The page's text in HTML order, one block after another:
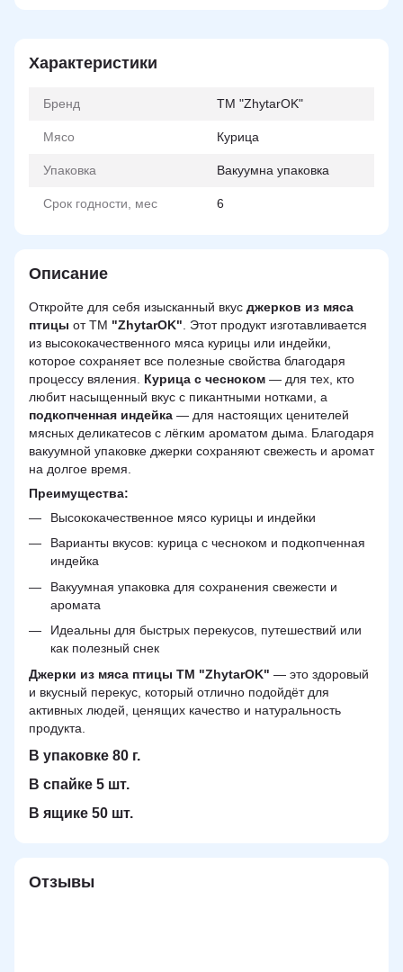
Характеристики
Бренд ТМ "ZhytarOK"
Мясо Курица
Упаковка Вакуумна упаковка
Срок годности, мес 6
Описание
Откройте для себя изысканный вкус джерков из мяса
птицы от ТМ "ZhytarOK" . Этот продукт изготавливается
из высококачественного мяса курицы или индейки,
которое сохраняет все полезные свойства благодаря
процессу вяления. Курица с чесноком — для тех, кто
любит насыщенный вкус с пикантными нотками, а
подкопченная индейка — для настоящих ценителей
мясных деликатесов с лёгким ароматом дыма. Благодаря
вакуумной упаковке джерки сохраняют свежесть и аромат
на долгое время.
Преимущества:
Высококачественное мясо курицы и индейки
Варианты вкусов: курица с чесноком и подкопченная
индейка
Вакуумная упаковка для сохранения свежести и
аромата
Идеальны для быстрых перекусов, путешествий или
как полезный снек
Джерки из мяса птицы ТМ "ZhytarOK" — это здоровый
и вкусный перекус, который отлично подойдёт для
активных людей, ценящих качество и натуральность
продукта.
В упаковке 80 г.
В спайке 5 шт.
В ящике 50 шт.
Отзывы